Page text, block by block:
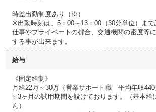
時差出勤制度あり（※）
※出勤時刻は、5：00～13：00（30分単位）まで
仕事やプライベートの都合、交通機関の密度等
する事が出来ます。
給与
《固定給制》
月給22万～30万（営業サポート職 平均年収440
※3ヶ⽉の試⽤期間を設けております。（基本給
ん）